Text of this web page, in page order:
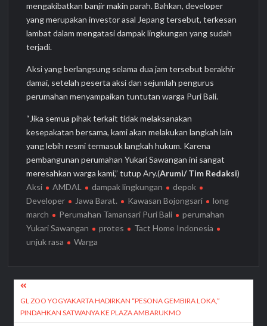
mengakibatkan banjir makin parah. Bahkan, developer
yang merupakan investor asal Jepang tersebut, terkesan
lambat dalam mengatasi dampak lingkungan yang sudah
terjadi.
Aksi yang berlangsung selama dua jam tersebut berakhir
damai, setelah peserta aksi dan sejumlah pengurus
perumahan menyampaikan tuntutan warga Puri Bali.
“Jika semua pihak terkait tidak melaksanakan
kesepakatan bersama, kami akan melakukan langkah lain
yang lebih resmi termasuk langkah hukum. Karena
pembangunan perumahan Yukari Sawangan ini sangat
meresahkan warga kami,” tutup Ary.(Arumi/ Tim Redaksi)
Aksi
AMDAL dampak lingkungan
depok
Developer
Jawa Barat. Kawasan Bojongsari
long
march
Perumahan Tamansari Puri Bali
perumahan
Yukari Sawangan
protes
Tact Home Indonesia
unjuk rasa
Warga
Navigasi
pos
GL ZOO YOGYAKARTA HADIRKAN “PESONA GEMBIRA LOKA,”
PINDAHKAN SATWANYA KE PLAZA AMBARUKMO